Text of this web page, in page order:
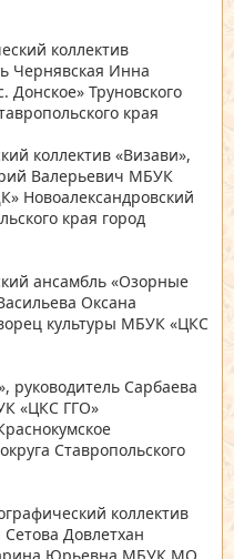
коллектив
Чернявская Инна
Донское» Труновского
края
коллектив «Визави»,
Валерьевич МБУК
Новоалександровский
края город
ансамбль «Озорные
Оксана
культуры МБУК «ЦКС
, руководитель Сарбаева
«ЦКС ГГО»
Ставропольского
коллектив
Сетова Довлетхан